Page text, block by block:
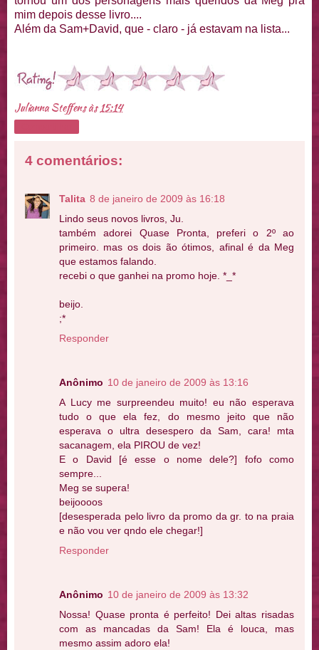
mim depois desse livro....
Além da Sam+David, que - claro - já estavam na lista...
Julianna Steffensàs 15:14
4 comentários:
Talita 8 de janeiro de 2009 às 16:18
Lindo seus novos livros, Ju.
também adorei Quase Pronta, preferi o 2º ao
primeiro. mas os dois ão ótimos, afinal é da Meg
que estamos falando.
recebi o que ganhei na promo hoje. *_*
beijo.
;*
Responder
Anônimo 10 de janeiro de 2009 às 13:16
A Lucy me surpreendeu muito! eu não esperava
tudo o que ela fez, do mesmo jeito que não
esperava o ultra desespero da Sam, cara! mta
sacanagem, ela PIROU de vez!
E o David [é esse o nome dele?] fofo como
sempre...
Meg se supera!
beijoooos
[desesperada pelo livro da promo da gr. to na praia
e não vou ver qndo ele chegar!]
Responder
Anônimo 10 de janeiro de 2009 às 13:32
Nossa! Quase pronta é perfeito! Dei altas risadas
com as mancadas da Sam! Ela é louca, mas
mesmo assim adoro ela!